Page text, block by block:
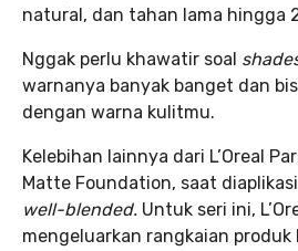
natural, dan tahan lama hingga
Nggak perlu khawatir soal
warnanya banyak banget dan
dengan warna kulitmu.
Kelebihan lainnya dari L’Oreal
Matte Foundation, saat
well-blended. Untuk seri ini,
mengeluarkan rangkaian